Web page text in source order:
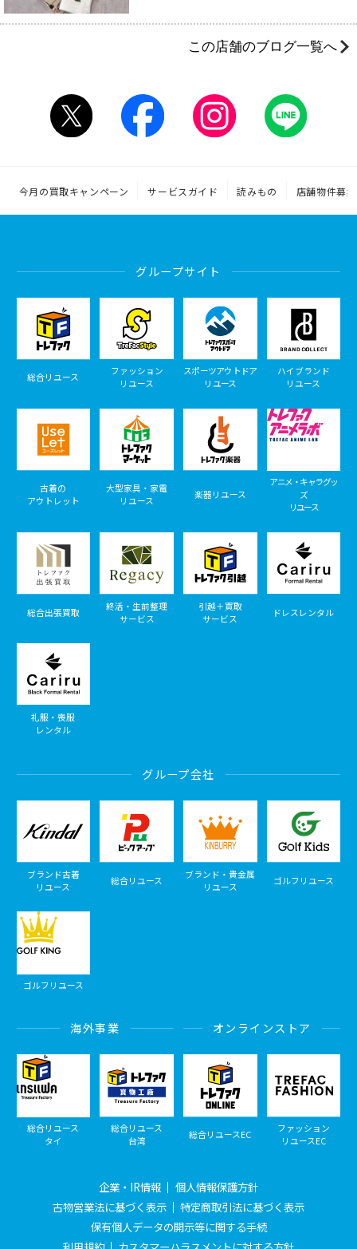
この店舗のブログ一覧へ
今月の買取キャンペーン サービスガイド 読みもの 店舗物件募集
グループサイト
総合リユース
ファッション
リユース
スポーツアウトドア
リユース
ハイブランド
リユース
古着の
アウトレット
大型家具・家電
リユース
楽器リユース
アニメ・キャラグッ
ズ
リユース
総合出張買取
終活・生前整理
サービス
引越＋買取
サービス
ドレスレンタル
礼服・喪服
レンタル
グループ会社
ブランド古着
リユース
総合リユース
ブランド・貴金属
リユース
ゴルフリユース
ゴルフリユース
海外事業
総合リユース
タイ
総合リユース
台湾
オンラインストア
総合リユースEC
ファッション
リユースEC
企業・IR情報
個人情報保護方針
古物営業法に基づく表示
特定商取引法に基づく表示
保有個人データの開示等に関する手続